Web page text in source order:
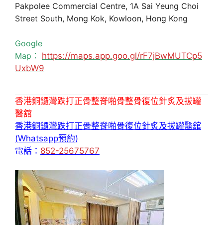
Pakpolee Commercial Centre, 1A Sai Yeung Choi
Street South, Mong Kok, Kowloon, Hong Kong
Google
Map： https://maps.app.goo.gl/rF7jBwMUTCp5
UxbW9
香港銅鑼灣跌打正骨整脊啪骨整骨復位針炙及拔罐
醫舘
香港銅鑼灣跌打正骨整脊啪骨復位針炙及拔罐醫舘
(Whatsapp預約)
電話： 852-25675767